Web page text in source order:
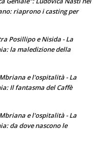
riaprono i casting per
Posillipo e Nisida - La
la maledizione della
e l'ospitalità - La
Il fantasma del Caffè
e l'ospitalità - La
da dove nascono le